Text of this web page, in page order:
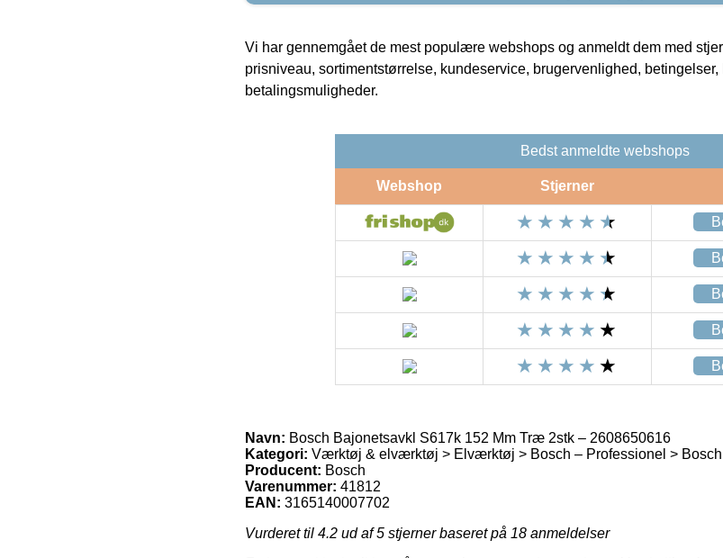
Vi har gennemgået de mest populære webshops og anmeldt dem med
prisniveau, sortimentstørrelse, kundeservice, brugervenlighed, betingelser,
betalingsmuligheder.
Bedst anmeldte webshops
Webshop Stjerner
Navn: Bosch Bajonetsavkl S617k 152 Mm Træ 2stk – 2608650616
Kategori: Værktøj & elværktøj > Elværktøj > Bosch – Professionel >
Producent: Bosch
Varenummer: 41812
EAN: 3165140007702
Vurderet til 4.2 ud af 5 stjerner baseret på 18 anmeldelser